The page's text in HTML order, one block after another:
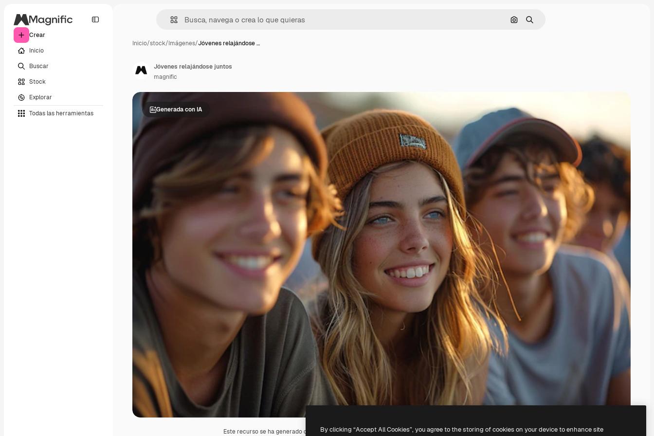
Crear
Inicio
Buscar
Stock
Explorar
Todas las herramientas
Buscar por imagen
Buscar
Inicio/stock/Imágenes/Jóvenes relajándose …
Generada con IA
Este recurso se ha generado con IA. Puedes crear el tuyo propio utilizando nuestro generador de imágenes con IA.
Jóvenes relajándose juntos
magnific
By clicking “Accept All Cookies”, you agree to the storing of cookies on your device to enhance site